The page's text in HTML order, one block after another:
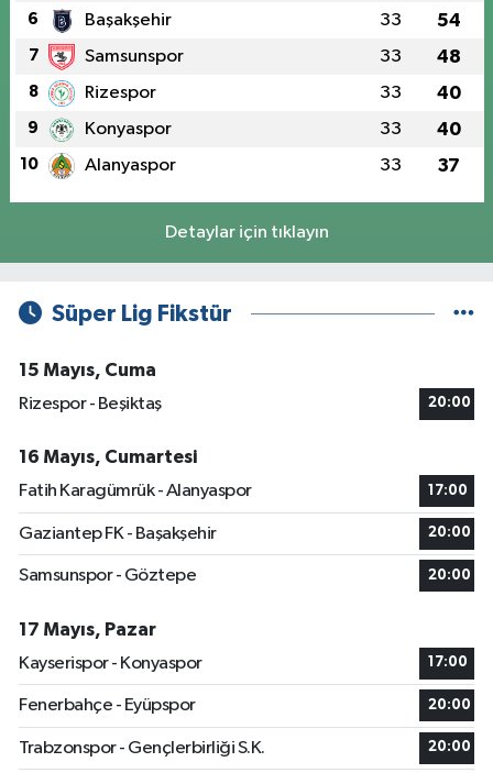
6 Başakşehir 33 54
7 Samsunspor 33 48
8 Rizespor 33 40
9 Konyaspor 33 40
10 Alanyaspor 33 37
Detaylar için tıklayın
Süper Lig Fikstür
15 Mayıs, Cuma
Rizespor - Beşiktaş
20:00
16 Mayıs, Cumartesi
Fatih Karagümrük - Alanyaspor
17:00
Gaziantep FK - Başakşehir 20:00
Samsunspor - Göztepe 20:00
17 Mayıs, Pazar
Kayserispor - Konyaspor
17:00
Fenerbahçe - Eyüpspor 20:00
Trabzonspor - Gençlerbirliği S.K. 20:00